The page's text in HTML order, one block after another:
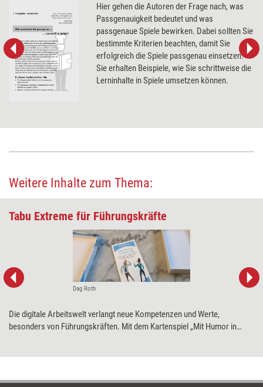
Hier gehen die Autoren der Frage nach, was
Passgenauigkeit bedeutet und was
passgenaue Spiele bewirken. Dabei sollten Sie
bestimmte Kriterien beachten, damit Sie
erfolgreich die Spiele passgenau einsetzen.
Sie erhalten Beispiele, wie Sie schrittweise die
Lerninhalte in Spiele umsetzen können.
Weitere Inhalte zum Thema:
Tabu Extreme für Führungskräfte
Dag Roth
Die digitale Arbeitswelt verlangt neue Kompetenzen und Werte,
besonders von Führungskräften. Mit dem Kartenspiel „Mit Humor in